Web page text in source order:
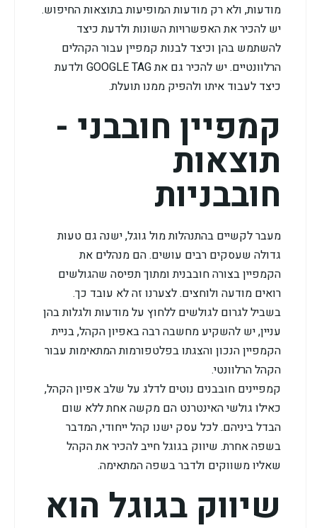
מודעות, ולא רק מודעות המופיעות בתוצאות החיפוש.
יש להכיר את האפשרויות השונות ולדעת כיצד
להשתמש בהן וכיצד לבנות קמפיין עבור הקהלים
הרלוונטיים. יש להכיר גם את GOOGLE TAG ולדעת
כיצד לעבוד איתו ולהפיק ממנו תועלת.
קמפיין חובבני -
תוצאות
חובבניות
מעבר לקשיים בהתנהלות מול גוגל, ישנה גם טעות
גדולה שעסקים רבים עושים. הם מנהלים את
הקמפיין בצורה חובבנית ומתוך תפיסה שהגולשים
רואים מודעה ולוחצים. לצערנו זה לא עובד כך.
בשביל לגרום לגולשים ללחוץ על מודעות ולגלות בהן
עניין, יש להשקיע מחשבה רבה באפיון הקהל, בניית
הקמפיין הנכון והצגתו בפלטפורמות המתאימות עבור
הקהל הרלוונטי.
קמפיינים חובבנים נוטים לדלג על שלב אפיון הקהל,
כאילו גולשי האינטרנט הם מקשה אחת ללא שום
הבדל ביניהם. לכל עסק ישנו קהל ייחודי, המדבר
בשפה אחרת. שיווק בגוגל חייב להכיר את הקהל
שאליו משווקים ולדבר בשפה המתאימה.
שיווק בגוגל הוא